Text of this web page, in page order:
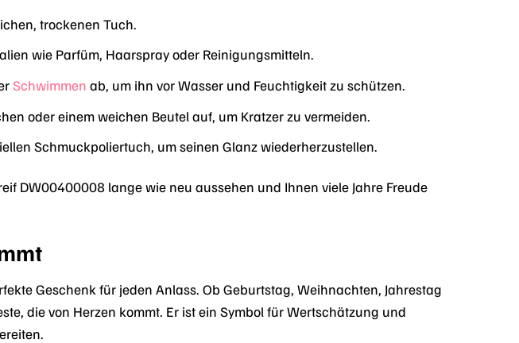
trockenen Tuch.
wie Parfüm, Haarspray oder Reinigungsmitteln.
Schwimmen ab, um ihn vor Wasser und Feuchtigkeit zu schützen.
oder einem weichen Beutel auf, um Kratzer zu vermeiden.
Schmuckpoliertuch, um seinen Glanz wiederherzustellen.
DW00400008 lange wie neu aussehen und Ihnen viele Jahre Freude
Geschenk für jeden Anlass. Ob Geburtstag, Weihnachten, Jahrestag
die von Herzen kommt. Er ist ein Symbol für Wertschätzung und